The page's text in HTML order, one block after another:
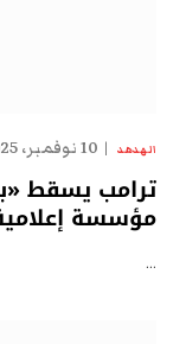
الهدهد 10 نوفمبر، 2025
ترامب يسقط
مؤسسة
…